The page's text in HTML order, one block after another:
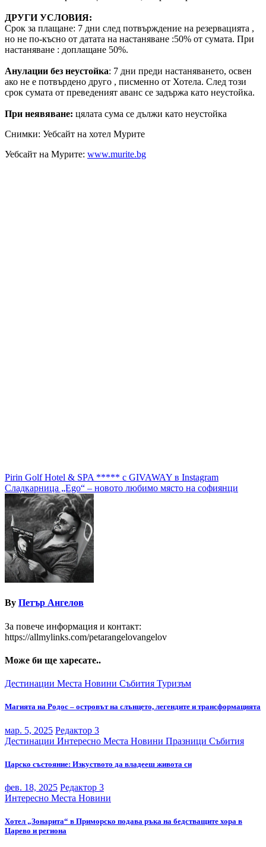
ДРУГИ УСЛОВИЯ:
Срок за плащане: 7 дни след потвърждение на резервацията ,
но не по-късно от датата на настаняване :50% от сумата. При
настаняване : доплащане 50%.
Анулации без неустойка: 7 дни преди настаняването, освен
ако не е потвърдено друго , писменно от Хотела. След този
срок сумата от преведеният аванс се задържа като неустойка.
При неявяване: цялата сума се дължи като неустойка
Снимки: Уебсайт на хотел Мурите
Уебсайт на Мурите: www.murite.bg
Навигация
Pirin Golf Hotel & SPA ***** с GIVAWAY в Instagram
Сладкарница „Ego“ – новото любимо място на софиянци
By Петър Ангелов
За повече информация и контакт:
https://allmylinks.com/petarangelovangelov
Може би ще харесате..
Дестинации Места Новини Събития Туризъм
Магията на Родос – островът на слънцето, легендите и трансформацията
мар. 5, 2025 Редактор 3
Дестинации Интересно Места Новини Празници Събития
Царско състояние: Изкуството да владееш живота си
фев. 18, 2025 Редактор 3
Интересно Места Новини
Хотел „Зонарита“ в Приморско подава ръка на бедстващите хора в
Царево и региона